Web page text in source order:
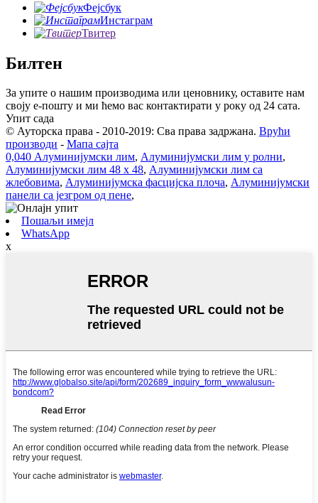
Фејсбук
Инстаграм
Твитер
Билтен
За упите о нашим производима или ценовнику, оставите нам
своју е-пошту и ми ћемо вас контактирати у року од 24 сата.
Упит сада
© Ауторска права - 2010-2019: Сва права задржана. Врући
производи - Мапа сајта
0,040 Алуминијумски лим, Алуминијумски лим у ролни,
Алуминијумски лим 48 x 48, Алуминијумски лим са
жлебовима, Алуминијумска фасцијска плоча, Алуминијумски
панели са језгром од пене,
Пошаљи имејл
WhatsApp
x